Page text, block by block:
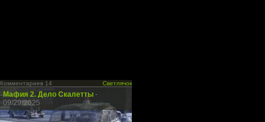
Комментариев 14 Светлячок
Мафия 2. Дело Скалетты -
09/29/2025